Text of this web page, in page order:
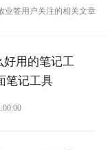
业签用户关注的相关文章
好用的笔记工
笔记工具